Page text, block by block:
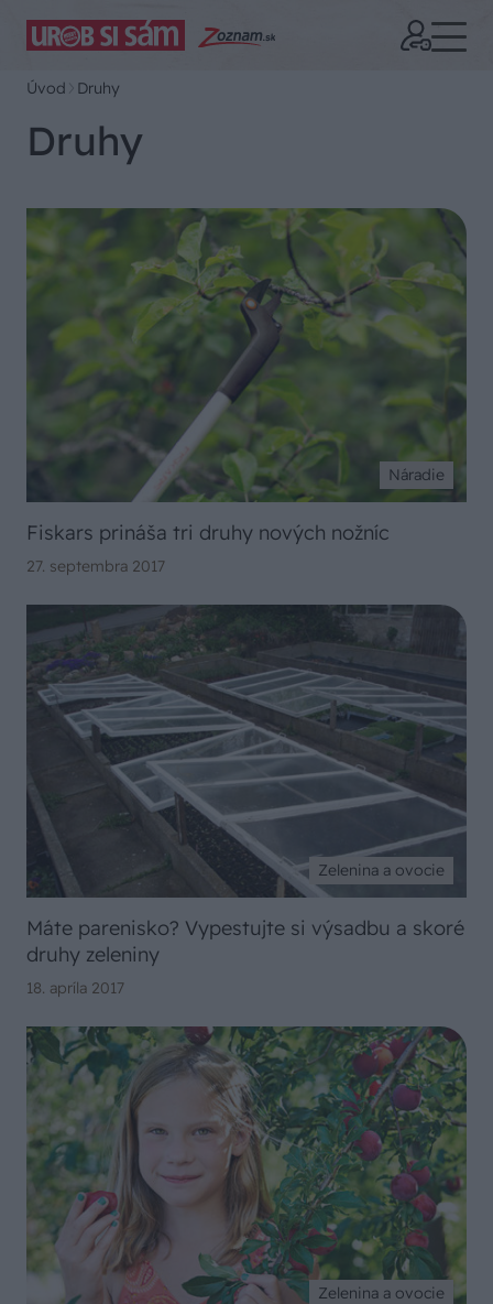
Úvod Druhy
Druhy
Náradie
Fiskars prináša tri druhy nových nožníc
27. septembra 2017
Zelenina a ovocie
Máte parenisko? Vypestujte si výsadbu a skoré
druhy zeleniny
18. apríla 2017
Zelenina a ovocie